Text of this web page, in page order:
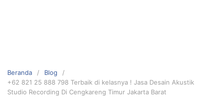
Beranda
Blog
+62 821 25 888 798 Terbaik di kelasnya ! Jasa Desain Akustik
Studio Recording Di Cengkareng Timur Jakarta Barat